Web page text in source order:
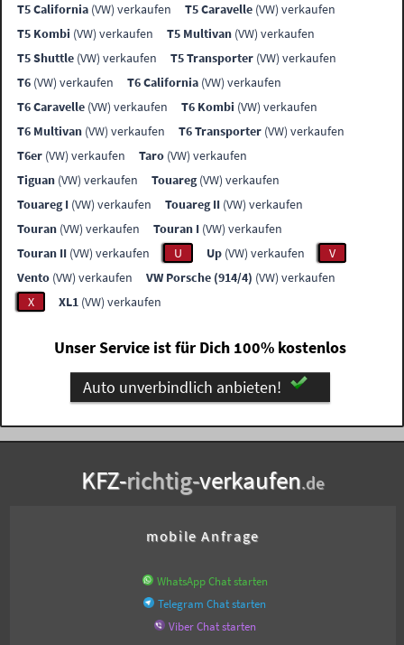
T5 California (VW) verkaufen T5 Caravelle (VW) verkaufen
T5 Kombi (VW) verkaufen T5 Multivan (VW) verkaufen
T5 Shuttle (VW) verkaufen T5 Transporter (VW) verkaufen
T6 (VW) verkaufen T6 California (VW) verkaufen
T6 Caravelle (VW) verkaufen T6 Kombi (VW) verkaufen
T6 Multivan (VW) verkaufen T6 Transporter (VW) verkaufen
T6er (VW) verkaufen Taro (VW) verkaufen
Tiguan (VW) verkaufen Touareg(VW) verkaufen
Touareg I (VW) verkaufen Touareg II (VW) verkaufen
Touran (VW) verkaufen Touran I (VW) verkaufen
Touran II (VW) verkaufen U Up (VW) verkaufen
V
Vento (VW) verkaufen VW Porsche (914/4) (VW) verkaufen
X
XL1 (VW) verkaufen
Unser Service ist für Dich 100% kostenlos
Auto unverbindlich anbieten!
KFZ-richtig-verkaufen.de
mobile Anfrage
WhatsApp Chat starten
Telegram Chat starten
Viber Chat starten